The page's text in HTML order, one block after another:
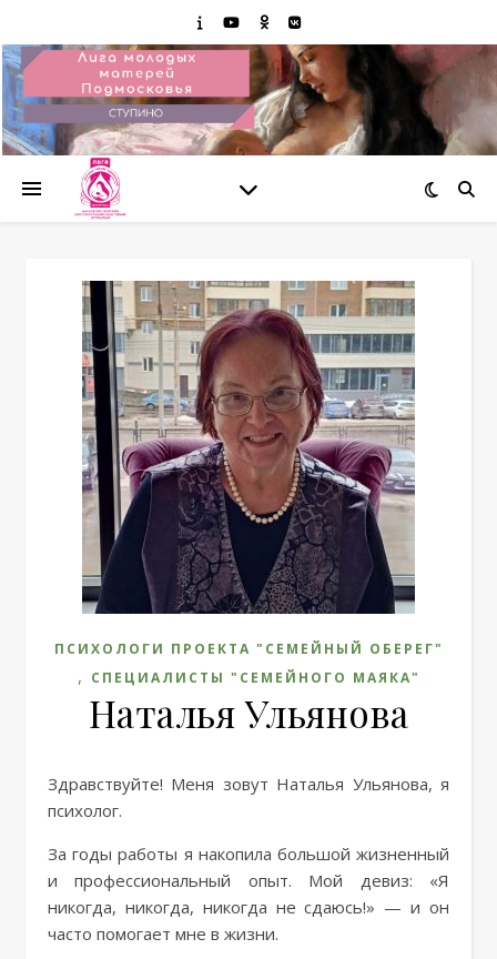
ПСИХОЛОГИ ПРОЕКТА "СЕМЕЙНЫЙ ОБЕРЕГ"
, СПЕЦИАЛИСТЫ "СЕМЕЙНОГО МАЯКА"
Наталья Ульянова
Здравствуйте! Меня зовут Наталья Ульянова, я
психолог.
За годы работы я накопила большой жизненный
и профессиональный опыт. Мой девиз: «Я
никогда, никогда, никогда не сдаюсь!» — и он
часто помогает мне в жизни.